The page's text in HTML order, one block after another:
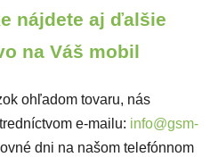
nájdete aj ďalšie
na Váš mobil
ohľadom tovaru, nás
e-mailu: info@gsm-
dni na našom telefónnom